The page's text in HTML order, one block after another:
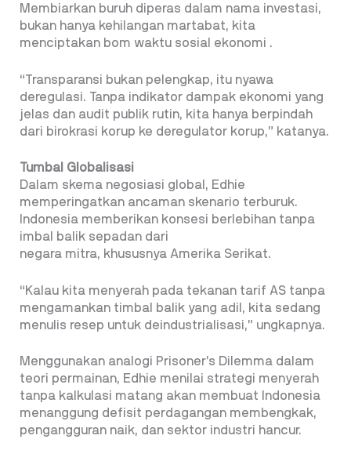
Membiarkan buruh diperas dalam nama investasi,
bukan hanya kehilangan martabat, kita
menciptakan bom waktu sosial ekonomi .
“Transparansi bukan pelengkap, itu nyawa
deregulasi. Tanpa indikator dampak ekonomi yang
jelas dan audit publik rutin, kita hanya berpindah
dari birokrasi korup ke deregulator korup,” katanya.
Tumbal Globalisasi
Dalam skema negosiasi global, Edhie
memperingatkan ancaman skenario terburuk.
Indonesia memberikan konsesi berlebihan tanpa
imbal balik sepadan dari
negara mitra, khususnya Amerika Serikat.
“Kalau kita menyerah pada tekanan tarif AS tanpa
mengamankan timbal balik yang adil, kita sedang
menulis resep untuk deindustrialisasi,” ungkapnya.
Menggunakan analogi Prisoner’s Dilemma dalam
teori permainan, Edhie menilai strategi menyerah
tanpa kalkulasi matang akan membuat Indonesia
menanggung defisit perdagangan membengkak,
pengangguran naik, dan sektor industri hancur.